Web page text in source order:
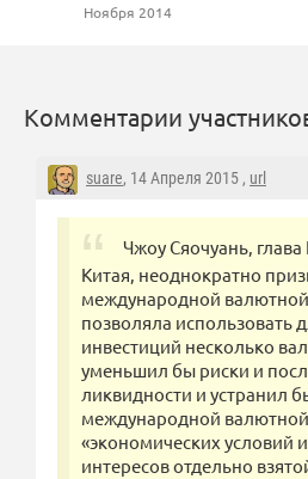
Ноября 2014
Комментарии
suare, 14 Апреля 2015 , url
Чжоу Сяочуань,
Китая, неоднократно
международной
позволяла использовать
инвестиций несколько
уменьшил бы риски и
ликвидности и устранил
международной
«экономических условий
интересов отдельно